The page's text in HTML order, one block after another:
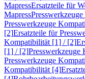
MapressErsatzteile für
Mapress
Presswerkzeuge
[2]Ersatzteile für
Kompatibilität [1] / [2]
[1] / [2]
Presswerkzeuge
Kompatibilität [4]